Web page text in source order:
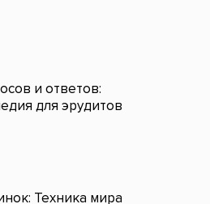
и ответов:
для эрудитов
Техника мира